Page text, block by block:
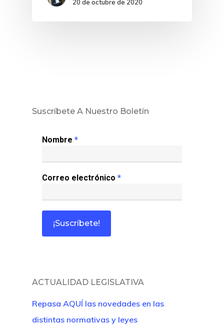
20 de octubre de 2020
Suscríbete A Nuestro Boletín
Nombre *
Correo electrónico *
ACTUALIDAD LEGISLATIVA
Repasa AQUÍ las novedades en las
distintas normativas y leyes